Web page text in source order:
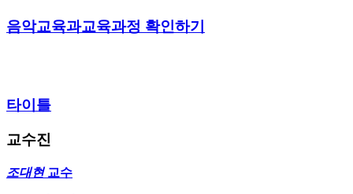
음악교육과교육과정 확인하기
타이틀
교수진
조대현교수